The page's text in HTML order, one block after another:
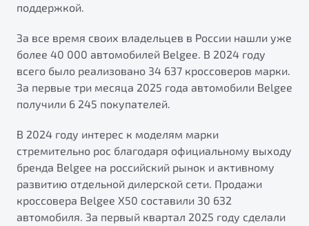
Универсальный кроссовер
от 2 499 990 ₽*
Обзор В наличии
Запись на сервис
Клиентская поддержка
поддержкой.
За все время своих владельцев в России нашли уже
более 40 000 автомобилей Belgee. В 2024 году
всего было реализовано 34 637 кроссоверов марки.
За первые три месяца 2025 года автомобили Belgee
получили 6 245 покупателей.
В 2024 году интерес к моделям марки
стремительно рос благодаря официальному выходу
бренда Belgee на российский рынок и активному
развитию отдельной дилерской сети. Продажи
кроссовера Belgee X50 составили 30 632
автомобиля. За первый квартал 2025 году сделали